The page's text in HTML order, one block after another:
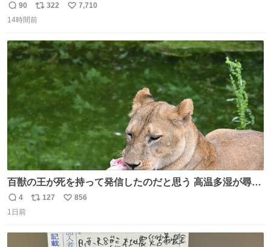
返
信
90
リ
ポ
ト
数
322
い
数
7,710
14時間前
百獣の王が死を持って発信したのだと思う 高温多湿が尋常
でない日本の夏 どうか早急に飼育の環境を見直して 動物の
命を護ってください…と 治療中のライオンが助かりますよ
動物公園にて 残念ながら個体の識別は出来ません
返
信
4
リ
127
い
数
856
1日前